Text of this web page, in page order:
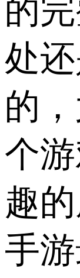
的
处
的
个
趣
手